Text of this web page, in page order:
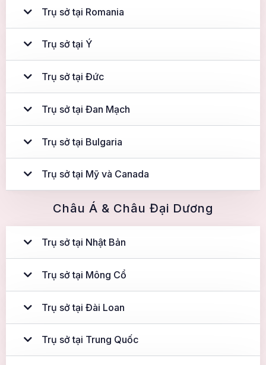
Châu Á & Châu Đại Dương
Trụ sở tại Nhật Bản
Trụ sở tại Mông Cổ
Trụ sở tại Đài Loan
Trụ sở tại Trung Quốc
Trụ sở tại Romania
Trụ sở tại Ý
Trụ sở tại Đức
Trụ sở tại Đan Mạch
Trụ sở tại Bulgaria
Trụ sở tại Mỹ và Canada